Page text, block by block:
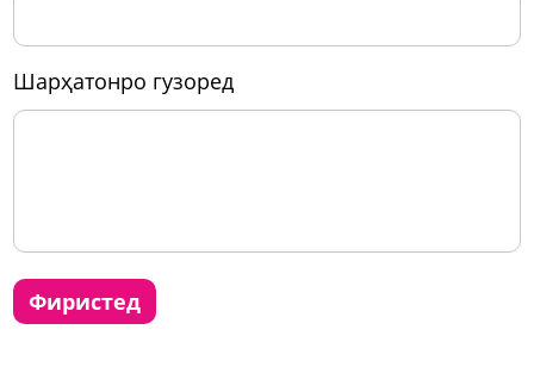
шарҳатонро гузоред
фиристед